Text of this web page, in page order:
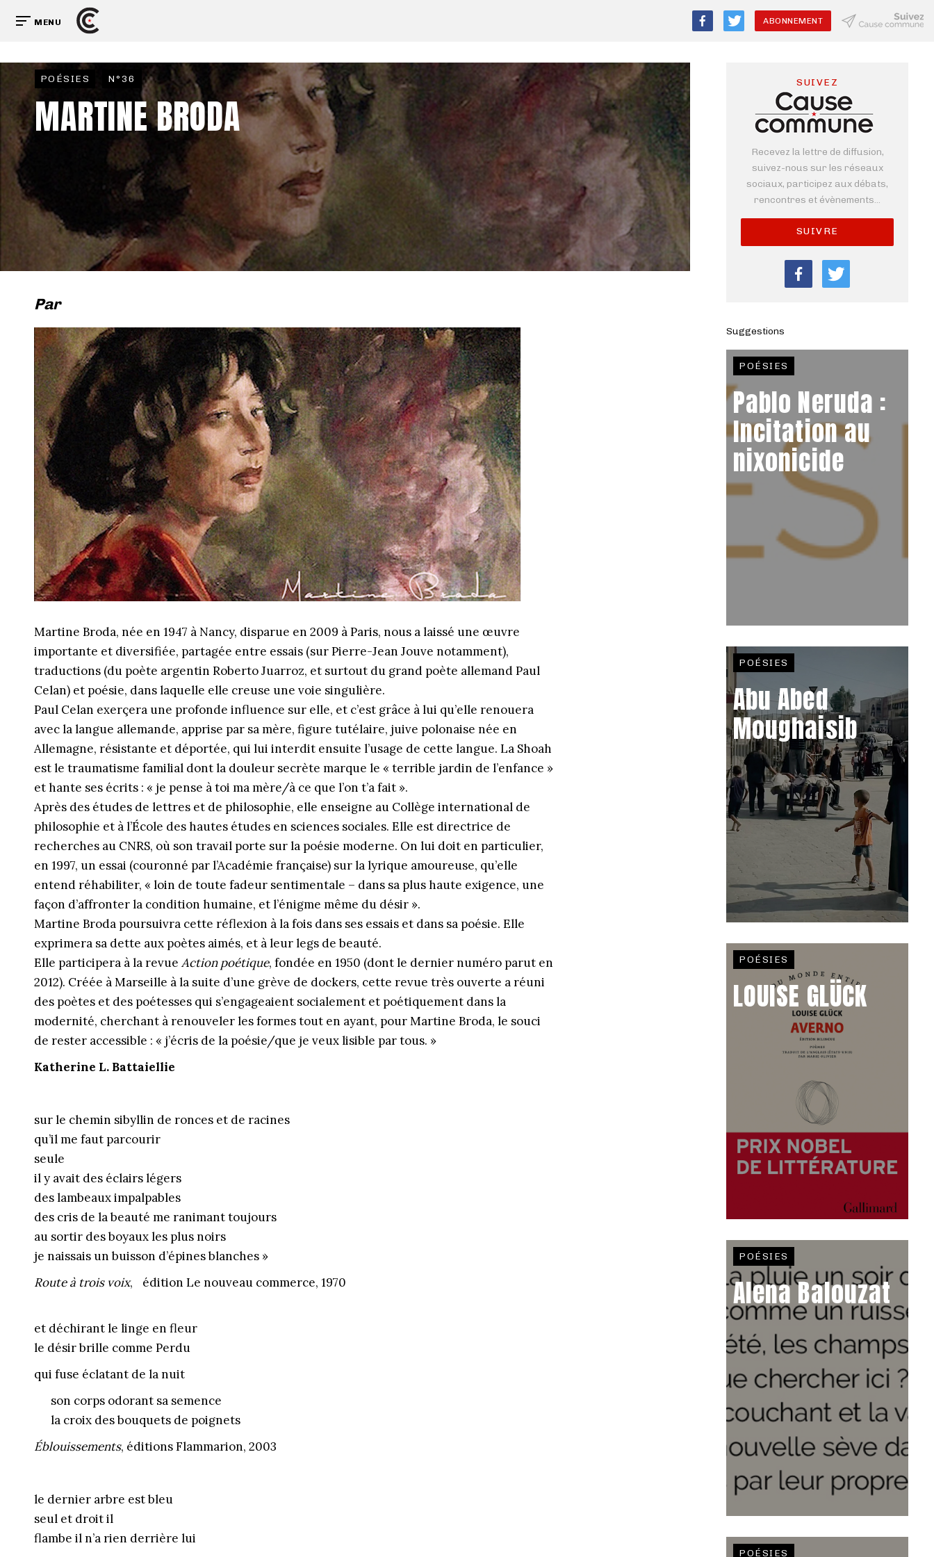
MENU ABONNEMENT
POÉSIES N°36
MARTINE BRODA
Par
Martine Broda, née en 1947 à Nancy, disparue en 2009 à Paris, nous a laissé une œuvre
importante et diversifiée, partagée entre essais (sur Pierre-Jean Jouve notamment),
traductions (du poète argentin Roberto Juarroz, et surtout du grand poète allemand Paul
Celan) et poésie, dans laquelle elle creuse une voie singulière.
Paul Celan exerçera une profonde influence sur elle, et c’est grâce à lui qu’elle renouera
avec la langue allemande, apprise par sa mère, figure tutélaire, juive polonaise née en
Allemagne, résistante et déportée, qui lui interdit ensuite l’usage de cette langue. La Shoah
est le traumatisme familial dont la douleur secrète marque le « terrible jardin de l’enfance »
et hante ses écrits : « je pense à toi ma mère/à ce que l’on t’a fait ».
Après des études de lettres et de philosophie, elle enseigne au Collège international de
philosophie et à l’École des hautes études en sciences sociales. Elle est directrice de
recherches au CNRS, où son travail porte sur la poésie moderne. On lui doit en particulier,
en 1997, un essai (couronné par l’Académie française) sur la lyrique amoureuse, qu’elle
entend réhabiliter, « loin de toute fadeur sentimentale – dans sa plus haute exigence, une
façon d’affronter la condition humaine, et l’énigme même du désir ».
Martine Broda poursuivra cette réflexion à la fois dans ses essais et dans sa poésie. Elle
exprimera sa dette aux poètes aimés, et à leur legs de beauté.
Elle participera à la revue Action poétique, fondée en 1950 (dont le dernier numéro parut en
2012). Créée à Marseille à la suite d’une grève de dockers, cette revue très ouverte a réuni
des poètes et des poétesses qui s’engageaient socialement et poétiquement dans la
modernité, cherchant à renouveler les formes tout en ayant, pour Martine Broda, le souci
de rester accessible : « j’écris de la poésie/que je veux lisible par tous. »
Katherine L. Battaiellie
sur le chemin sibyllin de ronces et de racines
qu’il me faut parcourir
seule
il y avait des éclairs légers
des lambeaux impalpables
des cris de la beauté me ranimant toujours
au sortir des boyaux les plus noirs
je naissais un buisson d’épines blanches »
Route à trois voix, édition Le nouveau commerce, 1970
et déchirant le linge en fleur
le désir brille comme Perdu
qui fuse éclatant de la nuit
son corps odorant sa semence
la croix des bouquets de poignets
Éblouissements, éditions Flammarion, 2003
le dernier arbre est bleu
seul et droit il
flambe il n’a rien derrière lui
SUIVEZ
Recevez la lettre de diffusion,
suivez-nous sur les réseaux
sociaux, participez aux débats,
rencontres et évènements...
SUIVRE
Suggestions
POÉSIES
Pablo Neruda :
Incitation au
nixonicide
POÉSIES
Abu Abed
Moughaisib
POÉSIES
LOUISE GLÜCK
POÉSIES
Alena Balouzat
POÉSIES